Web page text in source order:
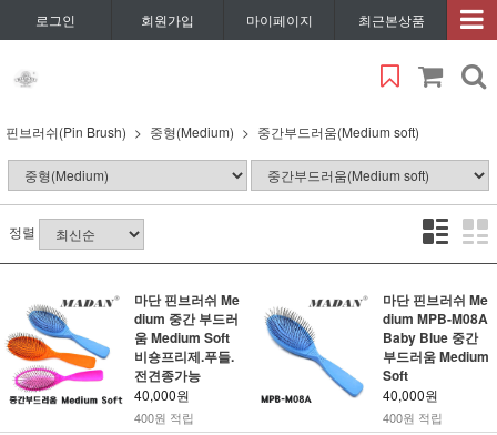
로그인 회원가입 마이페이지 최근본상품
핀브러쉬(Pin Brush) 중형(Medium) 중간부드러움(Medium soft)
정렬
마단 핀브러쉬 Me
dium 중간 부드러
움 Medium Soft
비숑프리제.푸들.
전견종가능
40,000원
400원 적립
마단 핀브러쉬 Me
dium MPB-M08A
Baby Blue 중간
부드러움 Medium
Soft
40,000원
400원 적립